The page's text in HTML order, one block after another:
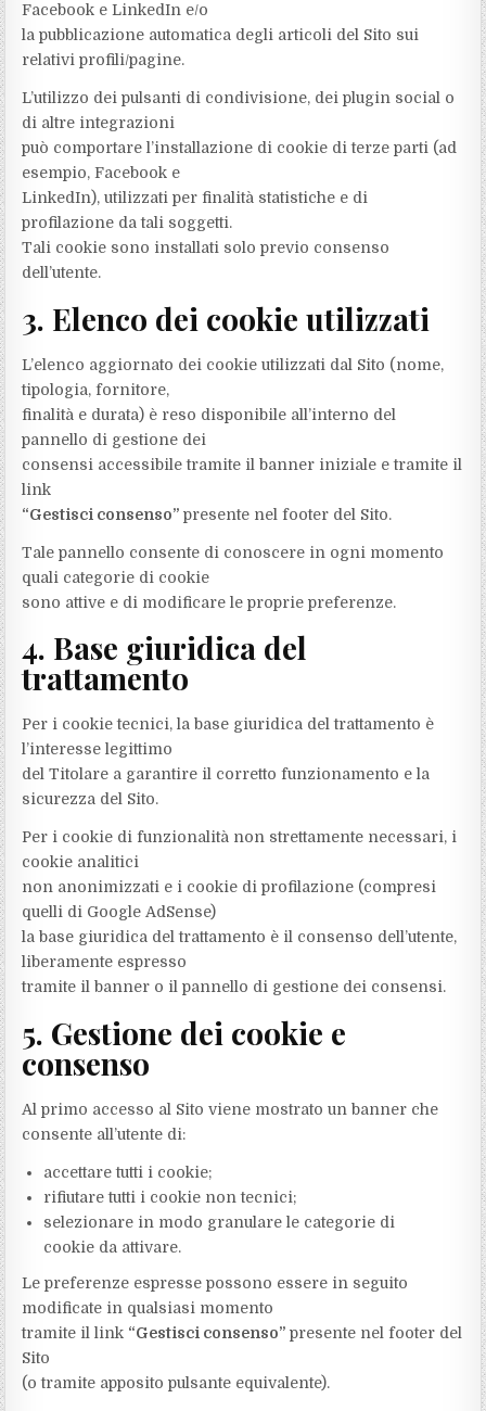
Facebook e LinkedIn e/o
la pubblicazione automatica degli articoli del Sito sui
relativi profili/pagine.
L’utilizzo dei pulsanti di condivisione, dei plugin social o
di altre integrazioni
può comportare l’installazione di cookie di terze parti (ad
esempio, Facebook e
LinkedIn), utilizzati per finalità statistiche e di
profilazione da tali soggetti.
Tali cookie sono installati solo previo consenso
dell’utente.
3. Elenco dei cookie utilizzati
L’elenco aggiornato dei cookie utilizzati dal Sito (nome,
tipologia, fornitore,
finalità e durata) è reso disponibile all’interno del
pannello di gestione dei
consensi accessibile tramite il banner iniziale e tramite il
link
“Gestisci consenso” presente nel footer del Sito.
Tale pannello consente di conoscere in ogni momento
quali categorie di cookie
sono attive e di modificare le proprie preferenze.
4. Base giuridica del
trattamento
Per i cookie tecnici, la base giuridica del trattamento è
l’interesse legittimo
del Titolare a garantire il corretto funzionamento e la
sicurezza del Sito.
Per i cookie di funzionalità non strettamente necessari, i
cookie analitici
non anonimizzati e i cookie di profilazione (compresi
quelli di Google AdSense)
la base giuridica del trattamento è il consenso dell’utente,
liberamente espresso
tramite il banner o il pannello di gestione dei consensi.
5. Gestione dei cookie e
consenso
Al primo accesso al Sito viene mostrato un banner che
consente all’utente di:
accettare tutti i cookie;
rifiutare tutti i cookie non tecnici;
selezionare in modo granulare le categorie di
cookie da attivare.
Le preferenze espresse possono essere in seguito
modificate in qualsiasi momento
tramite il link “Gestisci consenso” presente nel footer del
Sito
(o tramite apposito pulsante equivalente).